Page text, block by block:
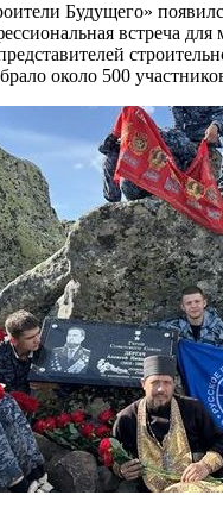
Будущего»
встреча для
около 500